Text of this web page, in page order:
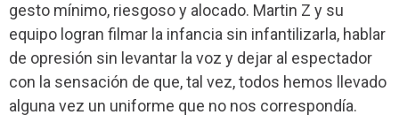
gesto mínimo, riesgoso y alocado. Martin Z y su
equipo logran filmar la infancia sin infantilizarla, hablar
de opresión sin levantar la voz y dejar al espectador
con la sensación de que, tal vez, todos hemos llevado
alguna vez un uniforme que no nos correspondía.